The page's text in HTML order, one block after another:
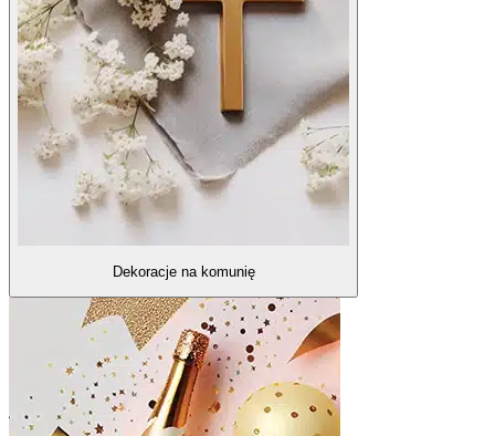
Dekoracje na komunię